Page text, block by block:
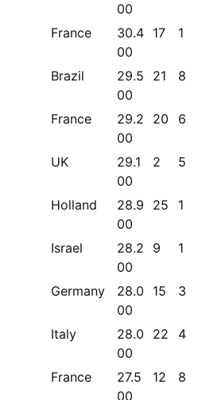
00
France
30.4
00
17 1
Brazil
29.5
00
21 8
France
29.2
00
20 6
UK
29.1
00
2 5
Holland
28.9
00
25 1
Israel
28.2
00
9 1
Germany
28.0
00
15 3
Italy
28.0
00
22 4
France
27.5
00
12 8